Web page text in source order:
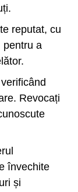
reputat, cu
pentru a
Revocați
învechite
și